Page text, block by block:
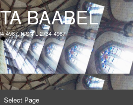
BAABEL
4967, ISSN-L 2734-4967
Select Page